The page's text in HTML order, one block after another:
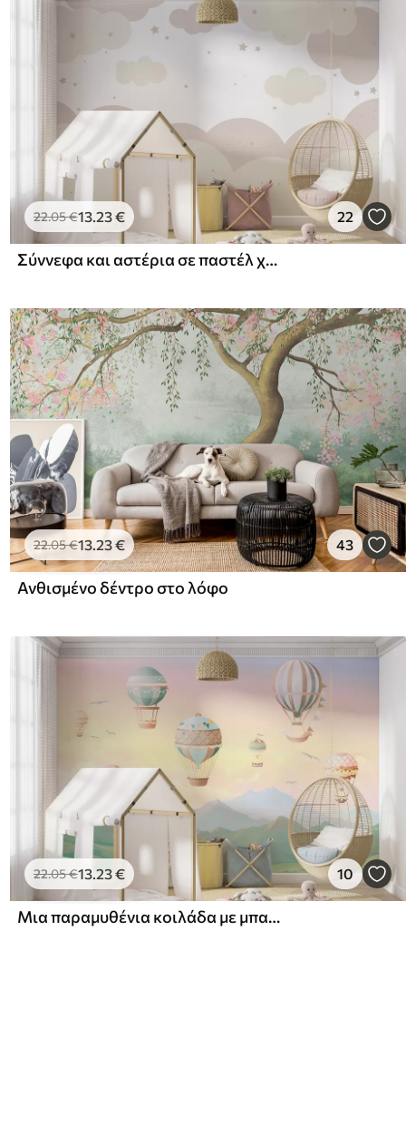
22.05€13.23€ 22
Σύννεφα και αστέρια σε παστέλ χρώματα
22.05€13.23€ 43
Ανθισμένο δέντρο στο λόφο
22.05€13.23€ 10
Μια παραμυθένια κοιλάδα με μπαλόνια